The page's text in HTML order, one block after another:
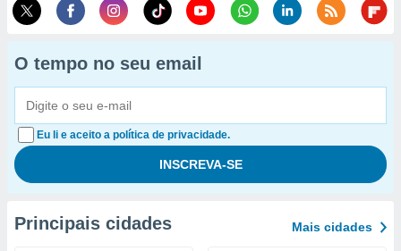
O tempo no seu email
Eu li e aceito a política de privacidade.
Principais cidades Mais cidades